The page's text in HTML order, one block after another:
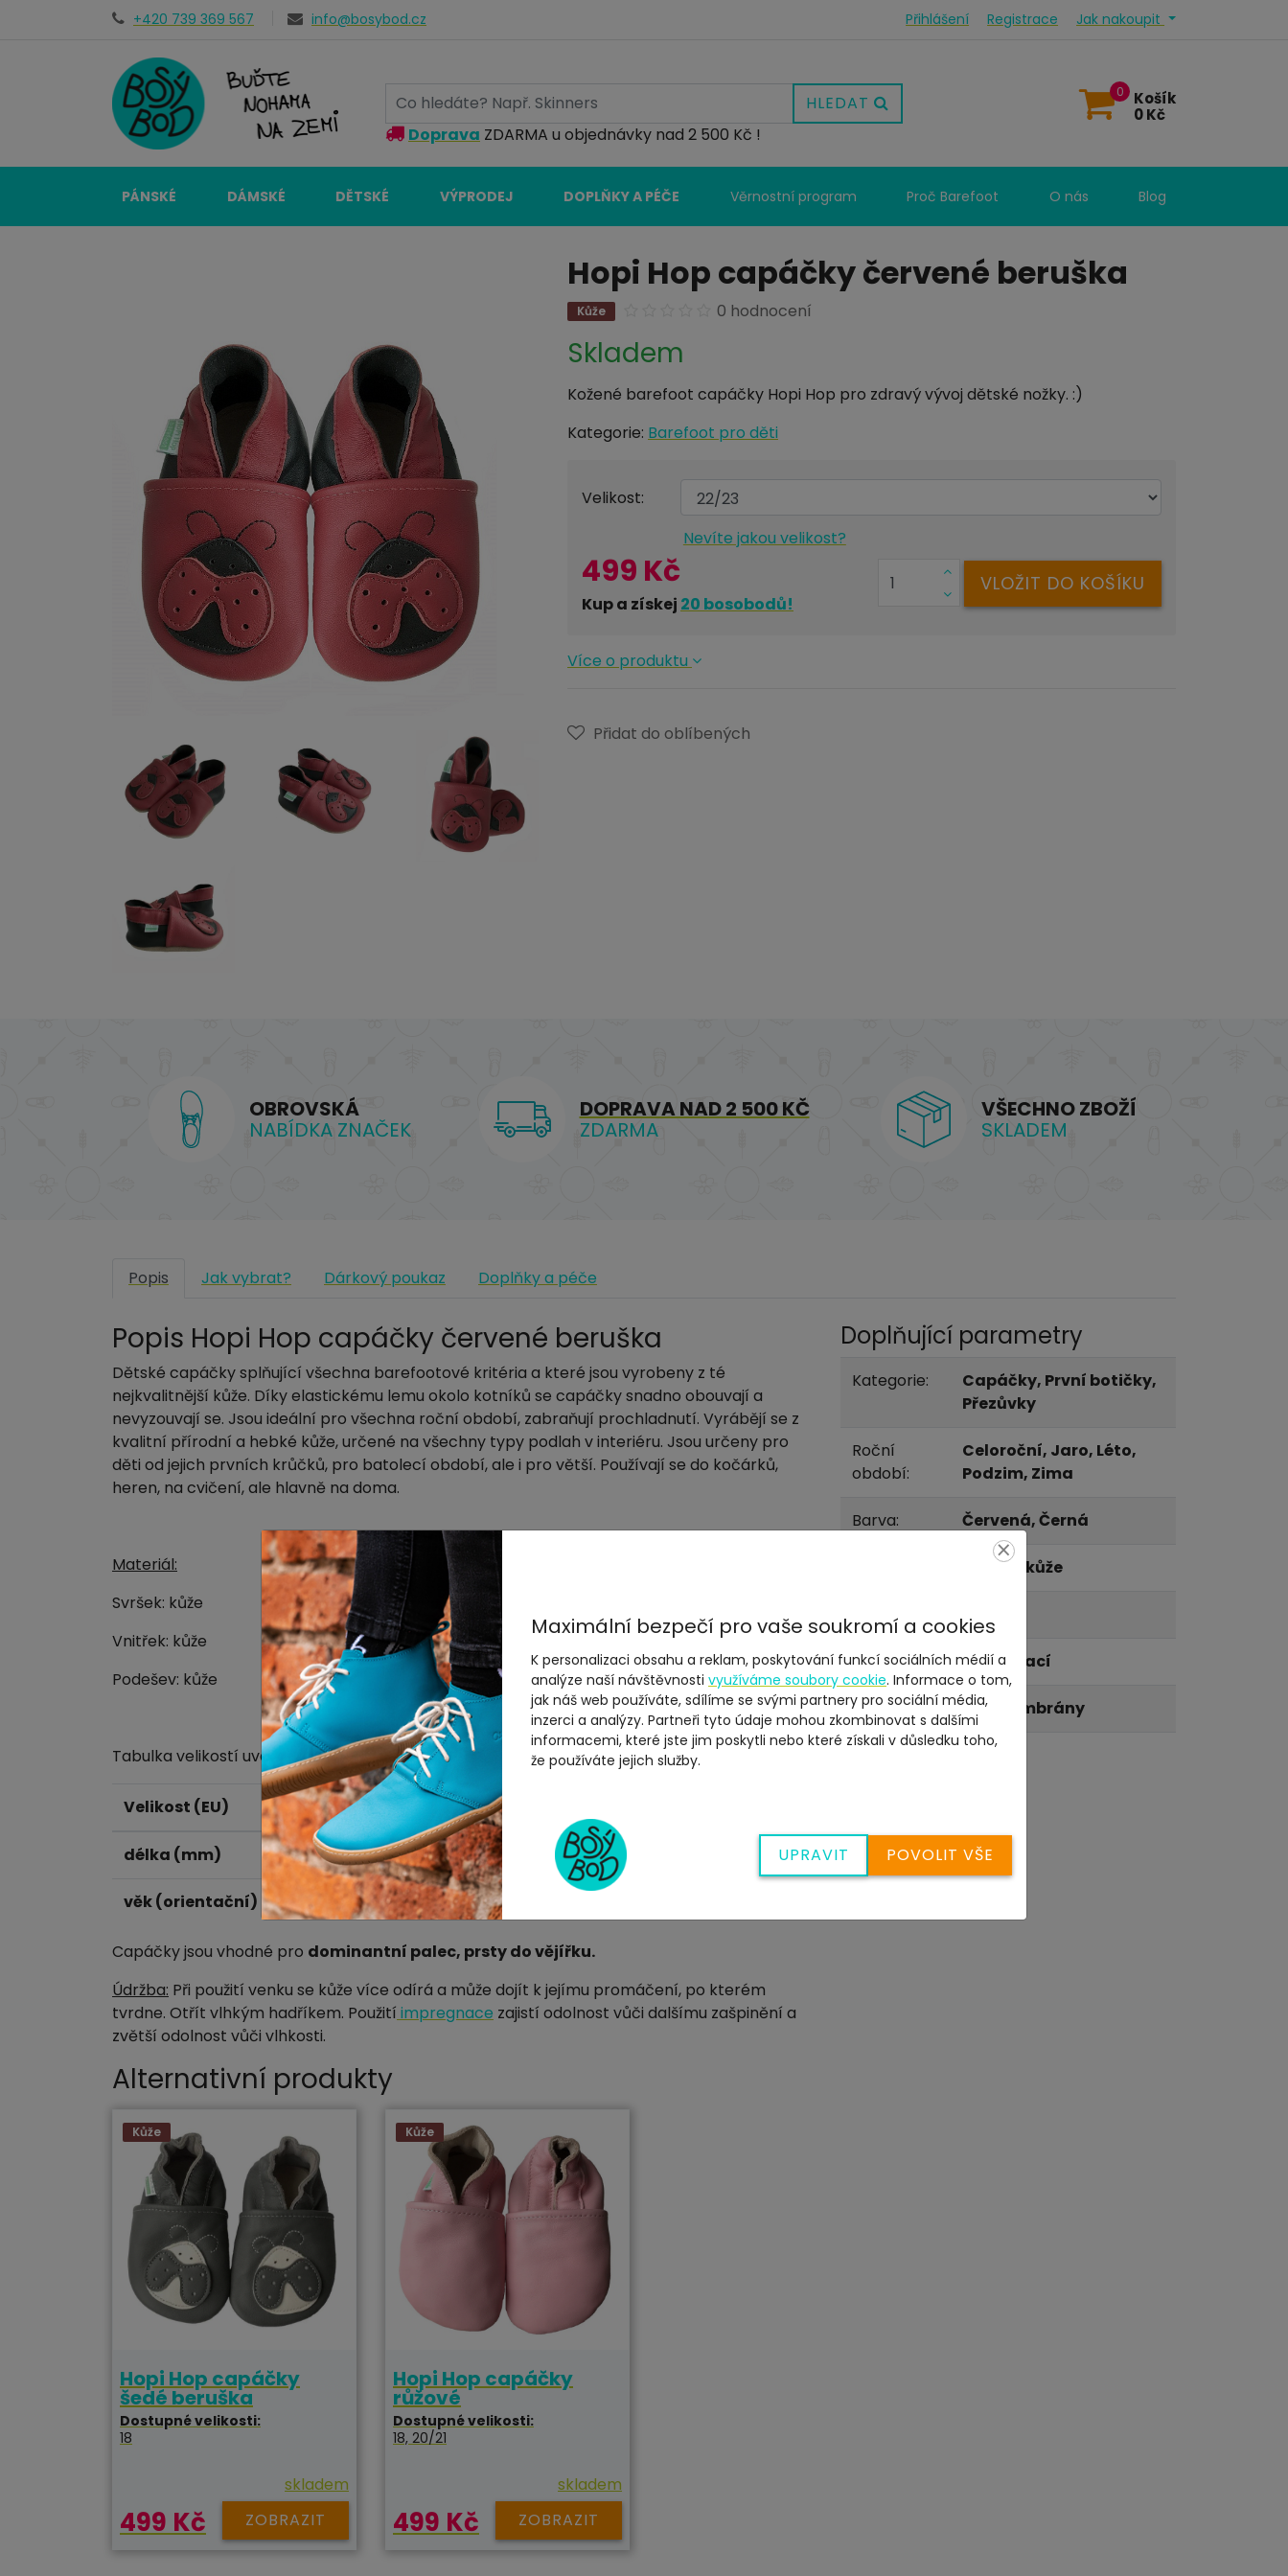
+420 739 369 567 info@bosybod.cz Přihlášení Registrace Jak nakoupit
HLEDAT
Doprava ZDARMA u objednávky nad 2 500 Kč !
0
Košík
0 Kč
PÁNSKÉ DÁMSKÉ DĚTSKÉ VÝPRODEJ DOPLŇKY A PÉČE Věrnostní program Proč Barefoot O nás Blog
Hopi Hop capáčky červené beruška
Kůže 0 hodnocení
Skladem
Kožené barefoot capáčky Hopi Hop pro zdravý vývoj dětské nožky. :)
Kategorie: Barefoot pro děti
Velikost:
Nevíte jakou velikost?
499 Kč
Kup a získej 20 bosobodů!
VLOŽIT DO KOŠÍKU
Více o produktu
Přidat do oblíbených
OBROVSKÁ
NABÍDKA ZNAČEK
DOPRAVA NAD 2 500 KČ
ZDARMA
VŠECHNO ZBOŽÍ
SKLADEM
Popis Jak vybrat? Dárkový poukaz Doplňky a péče
Popis Hopi Hop capáčky červené beruška
Dětské capáčky splňující všechna barefootové kritéria a které jsou vyrobeny z té
nejkvalitnější kůže. Díky elastickému lemu okolo kotníků se capáčky snadno obouvají a
nevyzouvají se. Jsou ideální pro všechna roční období, zabraňují prochladnutí. Vyrábějí se z
kvalitní přírodní a hebké kůže, určené na všechny typy podlah v interiéru. Jsou určeny pro
děti od jejich prvních krůčků, pro batolecí období, ale i pro větší. Používají se do kočárků,
heren, na cvičení, ale hlavně na doma.
Materiál:
Svršek: kůže
Vnitřek: kůže
Podešev: kůže
Tabulka velikostí uvádí reálnou dálku boty.
Velikost (EU) S (18) M (19) L (20/21)
délka (mm) 110 120 130 145
věk (orientační) 0-6 m 6-12 m 12-18 m
Capáčky jsou vhodné pro dominantní palec, prsty do vějířku.
Údržba: Při použití venku se kůže více odírá a může dojít k jejímu promáčení, po kterém
tvrdne. Otřít vlhkým hadříkem. Použití impregnace zajistí odolnost vůči dalšímu zašpinění a
zvětší odolnost vůči vlhkosti.
Doplňující parametry
Kategorie:
Capáčky, První botičky,
Přezůvky
Roční
období:
Celoroční, Jaro, Léto,
Podzim, Zima
Barva: Červená, Černá
Hladká kůže
Pohlaví: Dětské
Zapínání: Nazouvací
Membrána: Bez membrány
Alternativní produkty
Hopi Hop capáčky
šedé beruška
Dostupné velikosti:
18
skladem
499 Kč ZOBRAZIT
Kůže
Hopi Hop capáčky
růžové
Dostupné velikosti:
18, 20/21
skladem
499 Kč ZOBRAZIT
Kůže
×
Maximální bezpečí pro vaše soukromí a cookies
K personalizaci obsahu a reklam, poskytování funkcí sociálních médií a
analýze naší návštěvnosti využíváme soubory cookie. Informace o tom,
jak náš web používáte, sdílíme se svými partnery pro sociální média,
inzerci a analýzy. Partneři tyto údaje mohou zkombinovat s dalšími
informacemi, které jste jim poskytli nebo které získali v důsledku toho,
že používáte jejich služby.
UPRAVIT POVOLIT VŠE